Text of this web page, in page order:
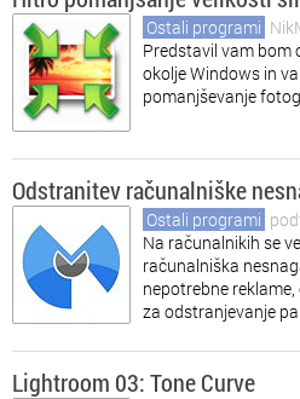
Ostali programi
Predstavil vam bom
okolje Windows in
pomanjševanje
Odstranitev računalniške
Ostali programi
Na računalnikih se
računalniška
nepotrebne
za odstranjevanje
Lightroom 03: Tone Curve